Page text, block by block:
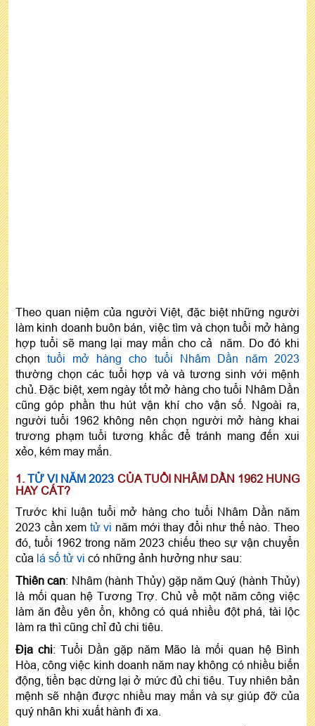
Theo quan niệm của người Việt, đặc biệt những người
làm kinh doanh buôn bán, việc tìm và chọn tuổi mở hàng
hợp tuổi sẽ mang lại may mắn cho cả năm. Do đó khi
chọntuổi mở hàng cho tuổi Nhâm Dần năm 2023
thường chọn các tuổi hợp và và tương sinh với mệnh
chủ. Đặc biệt, xem ngày tốt mở hàng cho tuổi Nhâm Dần
cũng góp phần thu hút vận khí cho vận số. Ngoài ra,
người tuổi 1962 không nên chọn người mở hàng khai
trương phạm tuổi tương khắc để tránh mang đến xui
xẻo, kém may mắn.
1.TỬ VI NĂM 2023 CỦA TUỔI NHÂM DẦN 1962 HUNG
HAY CÁT?
Trước khi luận tuổi mở hàng cho tuổi Nhâm Dần năm
2023 cần xem tử vi năm mới thay đổi như thế nào. Theo
đó, tuổi 1962 trong năm 2023 chiếu theo sự vận chuyển
của lá số tử vi có những ảnh hưởng như sau:
Thiên can: Nhâm (hành Thủy) gặp năm Quý (hành Thủy)
là mối quan hệ Tương Trợ. Chủ về một năm công việc
làm ăn đều yên ổn, không có quá nhiều đột phá, tài lộc
làm ra thì cũng chỉ đủ chi tiêu.
Địa chi: Tuổi Dần gặp năm Mão là mối quan hệ Bình
Hòa, công việc kinh doanh năm nay không có nhiều biến
động, tiền bạc dừng lại ở mức đủ chi tiêu. Tuy nhiên bản
mệnh sẽ nhận được nhiều may mắn và sự giúp đỡ của
quý nhân khi xuất hành đi xa.